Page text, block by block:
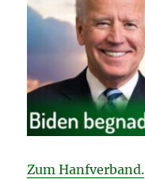
Zum Hanfverband.